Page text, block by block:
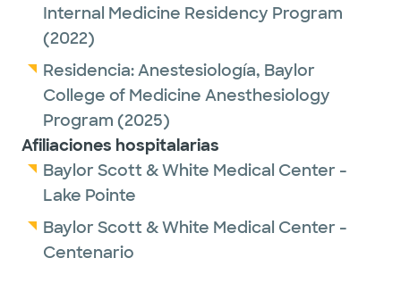
Internal Medicine Residency Program
(2022)
Residencia:Anestesiología, Baylor
College of Medicine Anesthesiology
Program (2025)
Afiliaciones hospitalarias
Baylor Scott & White Medical Center -
Lake Pointe
Baylor Scott & White Medical Center -
Centenario